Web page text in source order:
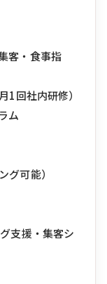
客・食事指
1回社内研修）
ム
グ可能）
支援・集客シ